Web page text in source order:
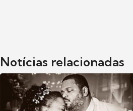
Notícias relacionadas